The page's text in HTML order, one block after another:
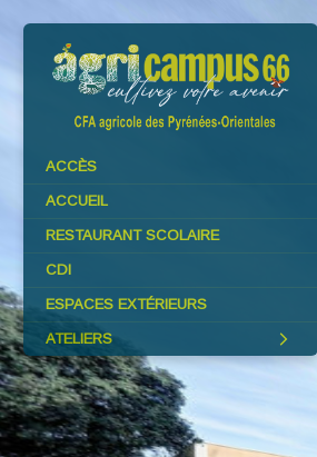
ACCÈS
ACCUEIL
RESTAURANT SCOLAIRE
CDI
ESPACES EXTÉRIEURS
ATELIERS